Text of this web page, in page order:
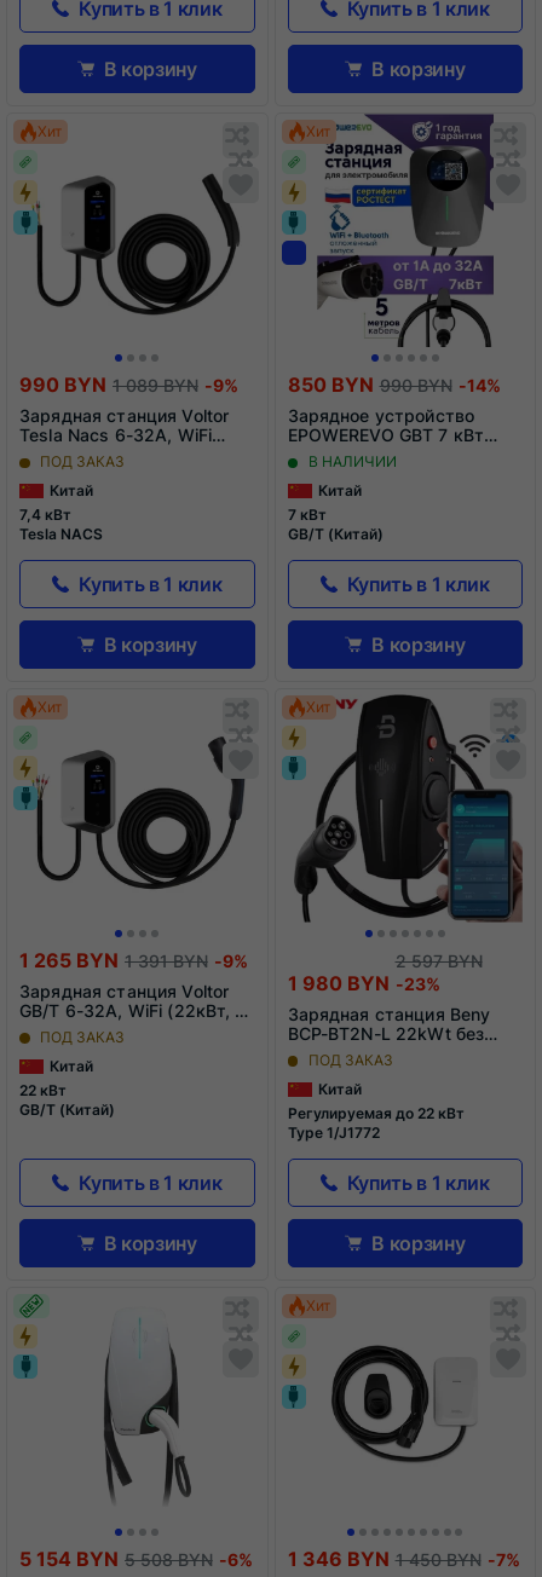
Купить в 1 клик
В корзину
Купить в 1 клик
В корзину
Хит
990 BYN 1 089 BYN -9%
Зарядная станция Voltor
Tesla Nacs 6-32A, WiFi
(7кВт, 1 фаза)
Обновляю
список...
Обновляю
список...
Добавить
список
сравнения
ПОД ЗАКАЗ
Китай
7,4 кВт
Tesla NACS
Купить в 1 клик
В корзину
Хит
850 BYN 990 BYN -14%
Зарядное устройство
EPOWEREVO GBT 7 кВт
220ВВ НАЛИЧИИ
Китай
7 кВт
GB/T (Китай)
Купить в 1 клик
В корзину
Хит
1 265 BYN 1 391 BYN -9%
Зарядная станция Voltor
GB/T 6-32A, WiFi (22кВт, 3
фазы)
Обновляю
список...
Обновляю
список...
Добавить
список
сравнения
ПОД ЗАКАЗ
Китай
22 кВт
GB/T (Китай)
Купить в 1 клик
В корзину
Хит
1 980 BYN
2 597 BYN
-23%
Зарядная станция Beny
BCP-BT2N-L 22kWt без
кабеля
ПОД ЗАКАЗ
Китай
Регулируемая до 22 кВт
Type 1/J1772
Купить в 1 клик
В корзину
5 154 BYN 5 508 BYN -6%
Обновляю
список...
Обновляю
список...
Добавить
список
сравнения
Хит
1 346 BYN 1 450 BYN -7%